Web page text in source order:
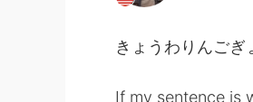
きょうわりんご
If my sentence is